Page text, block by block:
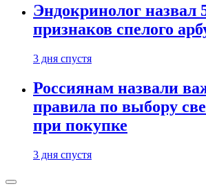
Эндокринолог назвал
признаков спелого
3 дня спустя
Россиянам назвали
правила по выбору
при покупке
3 дня спустя